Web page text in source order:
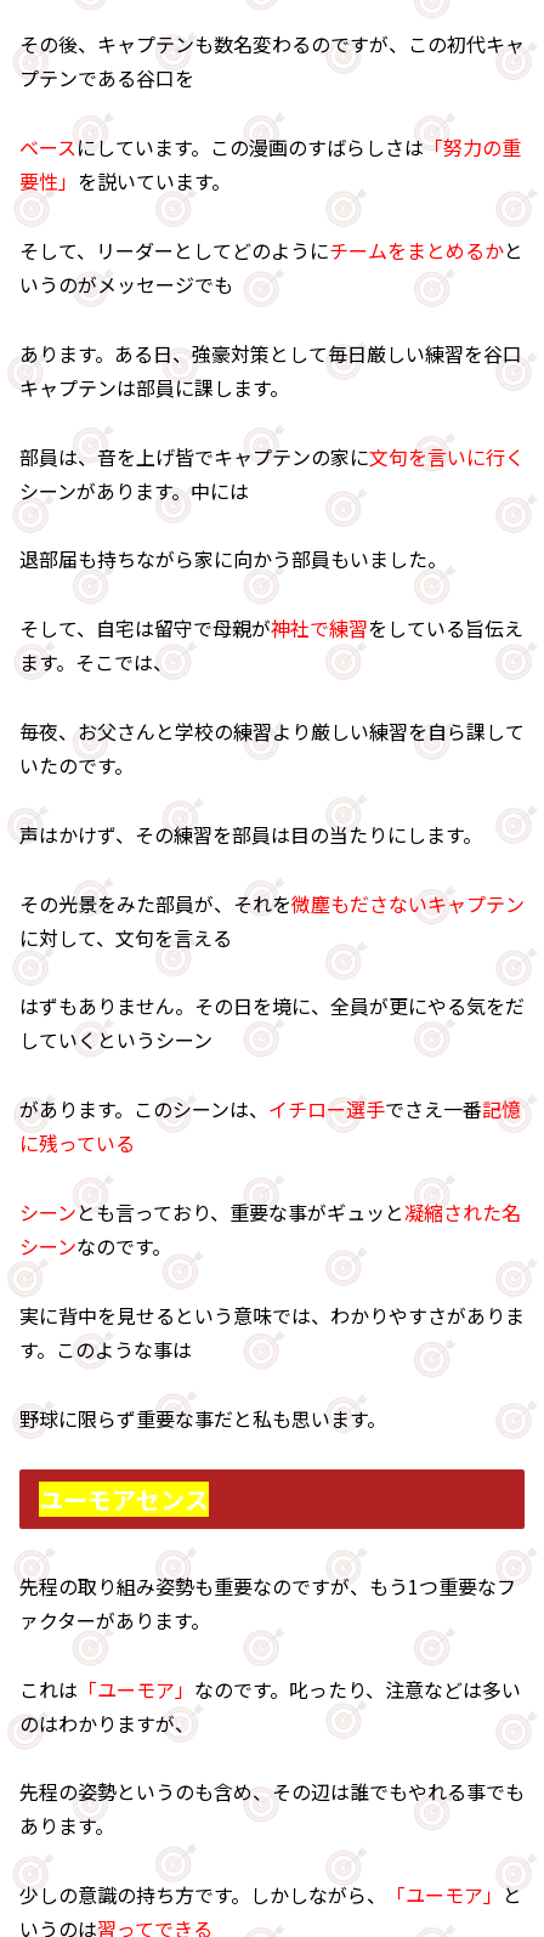
その後、キャプテンも数名変わるのですが、この初代キャ
プテンである谷口を
ベースにしています。この漫画のすばらしさは 「努力の重
要性」 を説いています。
そして、リーダーとしてどのようにチームをまとめるかと
いうのがメッセージでも
あります。ある日、強豪対策として毎日厳しい練習を谷口
キャプテンは部員に課します。
部員は、音を上げ皆でキャプテンの家に文句を言いに行く
シーンがあります。中には
退部届も持ちながら家に向かう部員もいました。
そして、自宅は留守で母親が神社で練習をしている旨伝え
ます。そこでは、
毎夜、お父さんと学校の練習より厳しい練習を自ら課して
いたのです。
声はかけず、その練習を部員は目の当たりにします。
その光景をみた部員が、それを微塵もださないキャプテン
に対して、文句を言える
はずもありません。その日を境に、全員が更にやる気をだ
していくというシーン
があります。このシーンは、 イチロー選手でさえ一番記憶
に残っている
シーンとも言っており、重要な事がギュッと凝縮された名
シーンなのです。
実に背中を見せるという意味では、わかりやすさがありま
す。このような事は
野球に限らず重要な事だと私も思います。
ユーモアセンス
先程の取り組み姿勢も重要なのですが、もう1つ重要なフ
ァクターがあります。
これは 「ユーモア」 なのです。叱ったり、注意などは多い
のはわかりますが、
先程の姿勢というのも含め、その辺は誰でもやれる事でも
あります。
少しの意識の持ち方です。しかしながら、 「ユーモア」 と
いうのは習ってできる